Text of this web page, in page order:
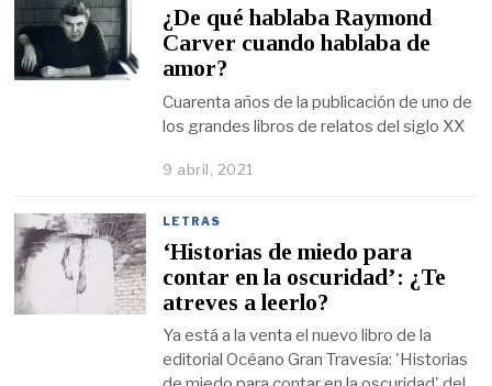
¿De qué hablaba Raymond
Carver cuando hablaba de
amor?
Cuarenta años de la publicación de uno de
los grandes libros de relatos del siglo XX
9 abril, 2021
LETRAS
‘Historias de miedo para
contar en la oscuridad’: ¿Te
atreves a leerlo?
Ya está a la venta el nuevo libro de la
editorial Océano Gran Travesía: 'Historias